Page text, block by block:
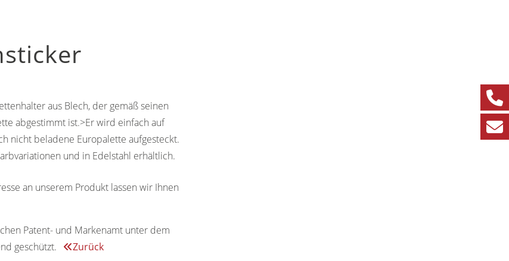
aus Blech, der gemäß seinen
abgestimmt ist.>Er wird einfach auf
nicht beladene Europalette aufgesteckt.
und in Edelstahl erhältlich.
an unserem Produkt lassen wir Ihnen
Patent- und Markenamt unter dem
geschützt.
Zurück